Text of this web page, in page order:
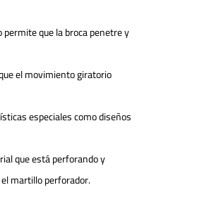
que la broca penetre y
el movimiento giratorio
especiales como diseños
que está perforando y
martillo perforador.